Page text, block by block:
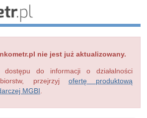
nie jest już aktualizowany.
dostępu do informacji o działalności
przejrzyj ofertę produktową
MGBI